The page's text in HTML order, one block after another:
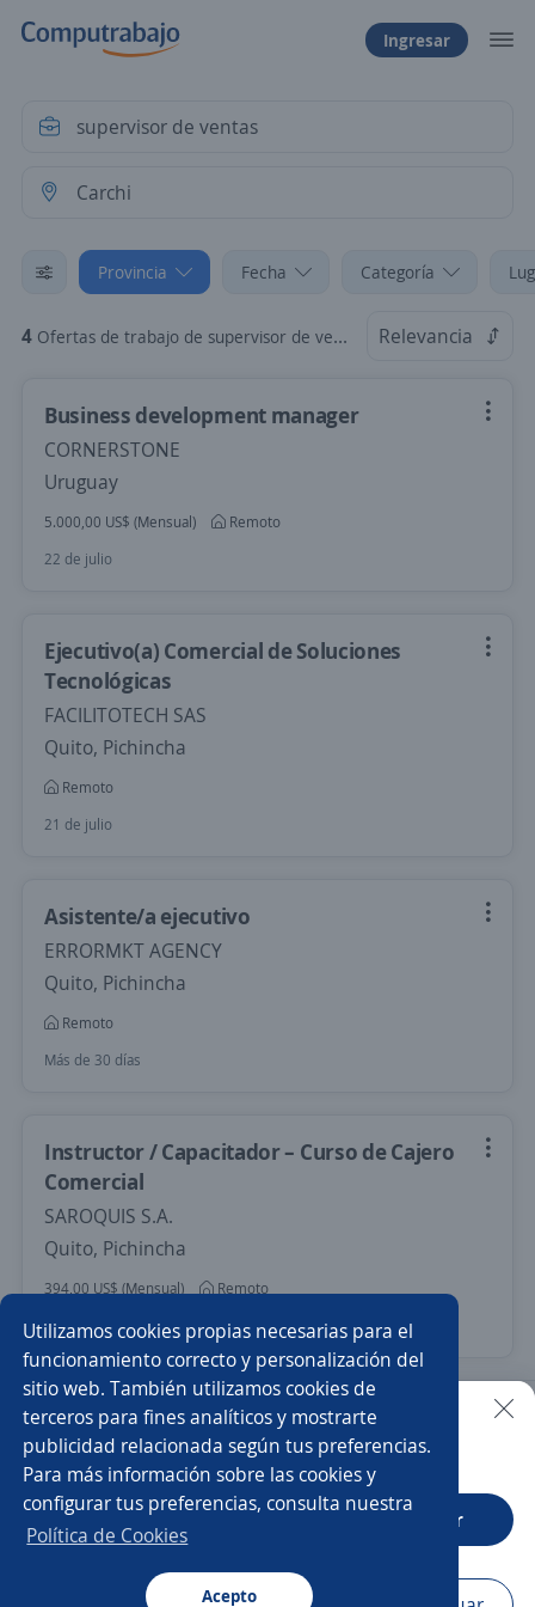
Utilizamos cookies propias necesarias para el
funcionamiento correcto y personalización del
sitio web. También utilizamos cookies de
terceros para fines analíticos y mostrarte
publicidad relacionada según tus preferencias.
Para más información sobre las cookies y
configurar tus preferencias, consulta nuestra
Política de Cookies
Acepto
Ingresar
Provincia Fecha Categoría
4 Ofertas de trabajo de supervisor de ventas en Carchi Relevancia
Business development manager
CORNERSTONE
Uruguay
5.000,00 US$ (Mensual)
Remoto
22 de julio
Ejecutivo(a) Comercial de Soluciones
Tecnológicas
FACILITOTECH SAS
Quito, Pichincha
Remoto
21 de julio
Asistente/a ejecutivo
ERRORMKT AGENCY
Quito, Pichincha
Remoto
Más de 30 días
Instructor / Capacitador – Curso de Cajero
Comercial
SAROQUIS S.A.
Quito, Pichincha
394,00 US$ (Mensual)
Remoto
Más de 30 días
Nuevas ofertas de empleo Avísame
Empleos similares
Ejecutivo/a de ventas
Ejecutivo/a comercial
Buscar es más fácil en la app
CT App Abrir